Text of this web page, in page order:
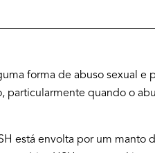
forma de abuso sexual e
particularmente quando o
está envolta por um manto